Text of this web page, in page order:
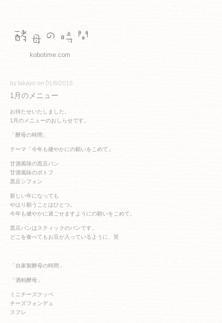
kobotime.com
1月のメニュー
by takayo on 01/6/2018
お待たせいたしました。
1月のメニューのおしらせです。
「酵母の時間」
テーマ「今年も健やかにの願いをこめて」
甘酒風味の黒豆パン
甘酒風味のポトフ
黒豆シフォン
新しい年になっても
やはり願うことはひとつ。
今年も健やかに過ごせますようにの願いをこめて。
黒豆パンはスティックのパンです。
どこを食べてもお豆が入っているように、笑
「自家製酵母の時間」
「酒粕酵母」
ミニチーズクッペ
チーズフォンデュ
スフレ